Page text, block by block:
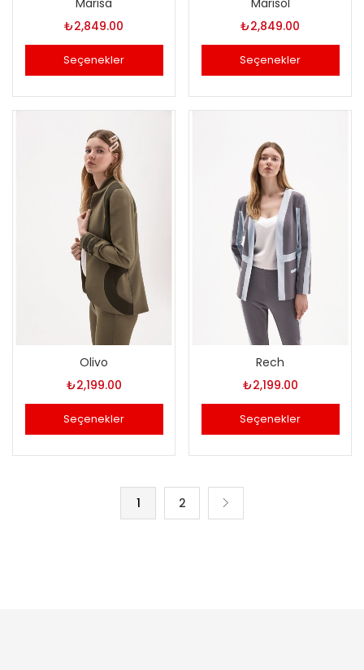
Marisa
₺2,849.00
Seçenekler
ürünün
birden
fazla
varyasyonu
var.
Seçenekler
ürün
sayfasından
seçilebilir
Marisol
₺2,849.00
Seçenekler
ürünün
fazla
varyasyonu
var.
Seçenekler
ürün
sayfasından
seçilebilir
Olivo
₺2,199.00
Seçenekler
birden
Rech
₺2,199.00
Seçenekler
1 2